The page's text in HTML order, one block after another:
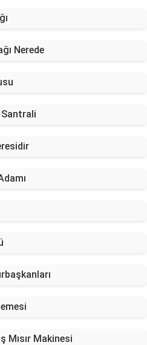
Nerede
Santrali
Mısır Makinesi